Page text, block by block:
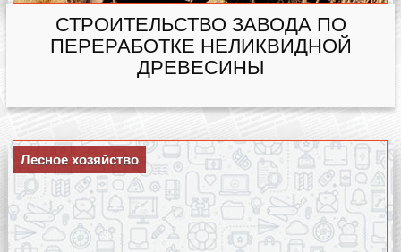
СТРОИТЕЛЬСТВО ЗАВОДА ПО
ПЕРЕРАБОТКЕ НЕЛИКВИДНОЙ
ДРЕВЕСИНЫ
Лесное хозяйство